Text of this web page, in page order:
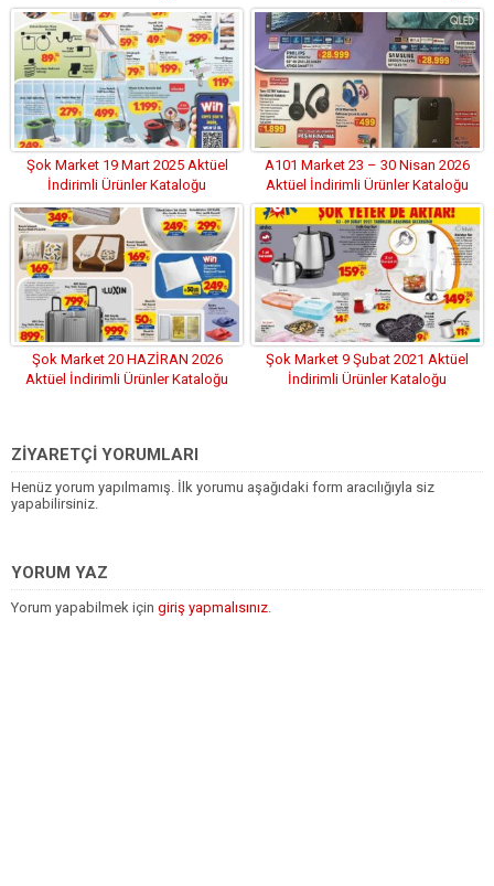
Yayınlandı.
Şok Market 19 Mart 2025 Aktüel
İndirimli Ürünler Kataloğu
A101 Market 23 – 30 Nisan 2026
Aktüel İndirimli Ürünler Kataloğu
Şok Market 20 HAZİRAN 2026
Aktüel İndirimli Ürünler Kataloğu
Şok Market 9 Şubat 2021 Aktüel
İndirimli Ürünler Kataloğu
ZİYARETÇİ YORUMLARI
Henüz yorum yapılmamış. İlk yorumu aşağıdaki form aracılığıyla siz
yapabilirsiniz.
YORUM YAZ
Yorum yapabilmek için giriş yapmalısınız.